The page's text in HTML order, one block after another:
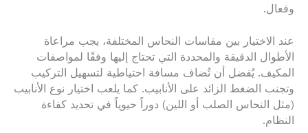
وفعال.
عند الاختيار بين مقاسات النحاس المختلفة، يجب مراعاة
الأطوال الدقيقة والمحددة التي تحتاج إليها وفقًا لمواصفات
المكيف. يُفضل أن تُضاف مسافة احتياطية لتسهيل التركيب
وتجنب الضغط الزائد على الأنابيب. كما يلعب اختيار نوع الأنابيب
(مثل النحاس الصلب أو اللين) دوراً حيوياً في تحديد كفاءة
النظام.